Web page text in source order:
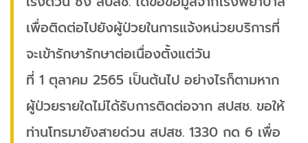
เพื่อติดต่อไปยังผู้ป่วยในการแจ้งหน่วยบริการที่
จะเข้ารักษารักษาต่อเนื่องตั้งแต่วัน
ที่ 1 ตุลาคม 2565 เป็นต้นไป อย่างไรก็ตามหาก
ผู้ป่วยรายใดไม่ได้รับการติดต่อจาก สปสช. ขอให้
ท่านโทรมายังสายด่วน สปสช. 1330 กด 6 เพื่อ